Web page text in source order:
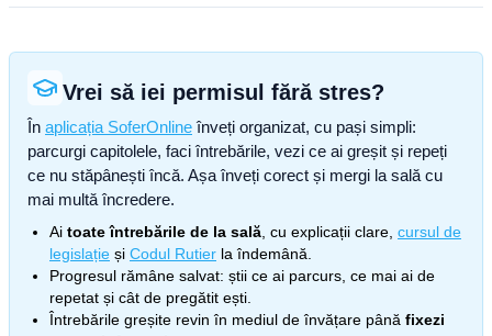
Vrei să iei permisul fără stres?
În aplicația SoferOnline înveți organizat, cu pași simpli:
parcurgi capitolele, faci întrebările, vezi ce ai greșit și repeți
ce nu stăpânești încă. Așa înveți corect și mergi la sală cu
mai multă încredere.
Ai toate întrebările de la sală , cu explicații clare, cursul de
legislație și Codul Rutier la îndemână.
Progresul rămâne salvat: știi ce ai parcurs, ce mai ai de
repetat și cât de pregătit ești.
Întrebările greșite revin în mediul de învățare până fixezi